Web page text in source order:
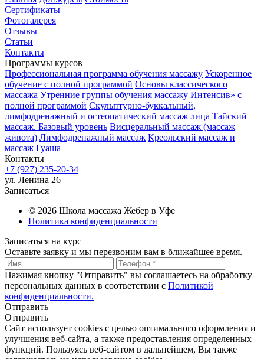
Сертификаты
Фотогалерея
Отзывы
Статьи
Контакты
Программы курсов
Профессиональная программа обучения массажу Ускоренное
обучение с полной программой Основы классического
массажа Утренние группы обучения массажу Интенсив» с
полной программой Скульптурно-буккальный,
лимфодренажный и остеопатический массаж лица Тайский
массаж. Базовый уровень Висцеральный массаж (массаж
живота) Лимфодренажный массаж Креольский массаж и
массаж Гуаша
Контакты
+7 (927) 235-20-34
ул. Ленина 26
Записаться
© 2026 Школа массажа Жебер в Уфе
Политика конфиденциальности
Записаться на курс
Оставьте заявку и мы перезвоним вам в ближайшее время.
Нажимая кнопку "Отправить" вы соглашаетесь на обработку
персональных данных в соответствии с Политикой
конфиденциальности.
Отправить
Отправить
Сайт использует cookies с целью оптимального оформления и
улучшения веб-сайта, а также предоставления определенных
функций. Пользуясь веб-сайтом в дальнейшем, Вы также